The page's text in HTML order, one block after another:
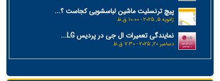
پیچ ترنسلیت ماشین لباسشویی کجاست ؟...
ژانویه 5, 2025 - 10:00 ق.ظ
نمایندگی تعمیرات ال جی در پردیس LG...
دسامبر 20, 2025 - 7:30 ق.ظ